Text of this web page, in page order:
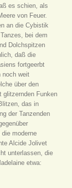
es schien, als
von Feuer.
an die Cybistik
bei dem
Dolchspitzen
daß die
fortgeerbt
noch weit
über den
glitzernden Funken
das in
der Tanzenden
moderne
Alcide Jolivet
unterlassen, die
etwa: